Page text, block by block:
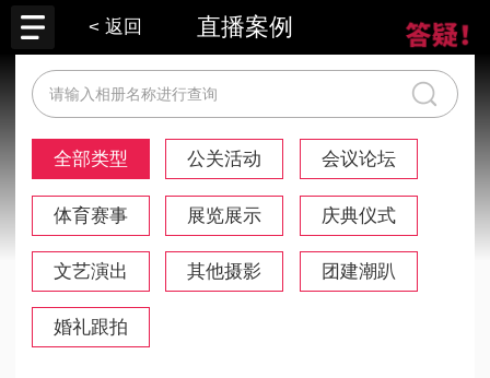
< 返回 直播案例
全部类型 公关活动 会议论坛
体育赛事 展览展示 庆典仪式
文艺演出 其他摄影 团建潮趴
婚礼跟拍